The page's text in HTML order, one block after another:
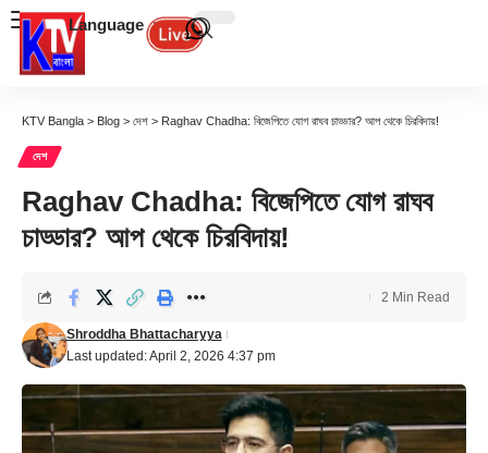
Language
KTV Bangla > Blog > দেশ > Raghav Chadha: বিজেপিতে যোগ রাঘব চাড্ডার? আপ থেকে চিরবিদায়!
দেশ
Raghav Chadha: বিজেপিতে যোগ রাঘব
চাড্ডার? আপ থেকে চিরবিদায়!
Last updated: April 2, 2026 4:37 pm
Shroddha Bhattacharyya
2 Min Read